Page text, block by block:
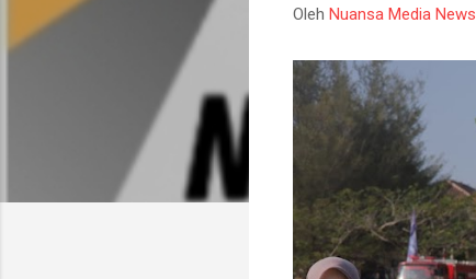
Oleh Nuansa Media News